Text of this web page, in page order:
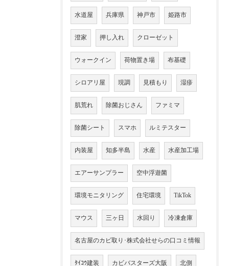
水道屋 兵庫県 神戸市 姫路市
澄家 押し入れ クローゼット
ウォークイン 荷物置き場 布基礎
シロアリ屋 現調 見積もり 湿疹
肌荒れ 除菌おじさん ファミマ
除菌シート スマホ ルミテスター
内装屋 知多半島 水産 水産加工場
エアーサンプラー 空中浮遊菌
環境モニタリング 住宅環境 TikTok
マウス 三ヶ日 水回り 冷凍倉庫
名古屋のカビ取り･株式会社せらの口コミ情報
ﾀｲｺｳ建装 カビバスターズ大阪 北側